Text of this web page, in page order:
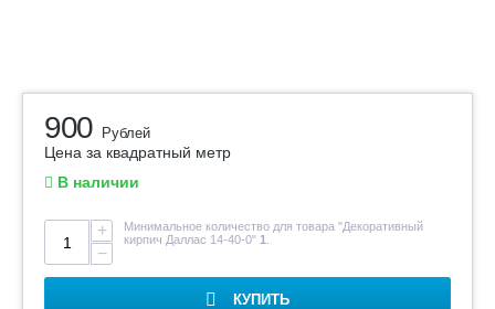
900 Рублей
Цена за квадратный метр
В наличии
+
−
Минимальное количество для товара "Декоративный
кирпич Даллас 14-40-0" 1
КУПИТЬ